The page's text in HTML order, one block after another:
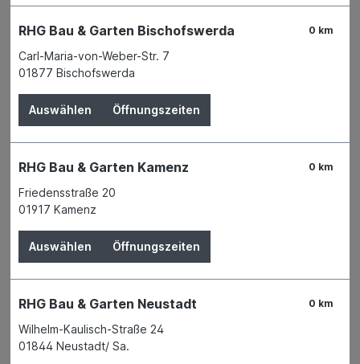
Der Preis wird erst nach Wahl einer Filiale
angezeigt.
Zum Merkzettel hinzufügen
Verfügbarkeit
Derzeit in keiner Filiale verfügbar
Produktnummer:
BHK HOLZ-UND KUNSTSTOFF KG
Anschrift
Daimlerstraße 5d
E-Mail
info@eurobaustoff.de
0 km
RHG Bau & Garten Bischofswerda
Carl-Maria-von-Weber-Str. 7
01877 Bischofswerda
Auswählen Öffnungszeiten
0 km
RHG Bau & Garten Kamenz
Friedensstraße 20
01917 Kamenz
Auswählen Öffnungszeiten
0 km
RHG Bau & Garten Neustadt
Wilhelm-Kaulisch-Straße 24
01844 Neustadt/ Sa.